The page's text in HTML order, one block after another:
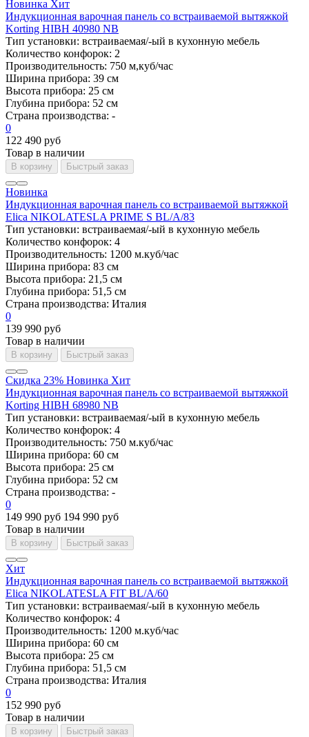
Новинка Хит
Индукционная варочная панель со встраиваемой вытяжкой
Korting HIBH 40980 NB
Тип установки: встраиваемая/-ый в кухонную мебель
Количество конфорок: 2
Производительность: 750 м,куб/час
Ширина прибора: 39 см
Высота прибора: 25 см
Глубина прибора: 52 см
Страна производства: -
0
122 490 руб
Товар в наличии
В корзину Быстрый заказ
Новинка
Индукционная варочная панель со встраиваемой вытяжкой
Elica NIKOLATESLA PRIME S BL/A/83
Тип установки: встраиваемая/-ый в кухонную мебель
Количество конфорок: 4
Производительность: 1200 м.куб/час
Ширина прибора: 83 см
Высота прибора: 21,5 см
Глубина прибора: 51,5 см
Страна производства: Италия
0
139 990 руб
Товар в наличии
В корзину Быстрый заказ
Скидка 23% Новинка Хит
Индукционная варочная панель со встраиваемой вытяжкой
Korting HIBH 68980 NB
Тип установки: встраиваемая/-ый в кухонную мебель
Количество конфорок: 4
Производительность: 750 м.куб/час
Ширина прибора: 60 см
Высота прибора: 25 см
Глубина прибора: 52 см
Страна производства: -
0
149 990 руб 194 990 руб
Товар в наличии
В корзину Быстрый заказ
Хит
Индукционная варочная панель со встраиваемой вытяжкой
Elica NIKOLATESLA FIT BL/A/60
Тип установки: встраиваемая/-ый в кухонную мебель
Количество конфорок: 4
Производительность: 1200 м.куб/час
Ширина прибора: 60 см
Высота прибора: 25 см
Глубина прибора: 51,5 см
Страна производства: Италия
0
152 990 руб
Товар в наличии
В корзину Быстрый заказ